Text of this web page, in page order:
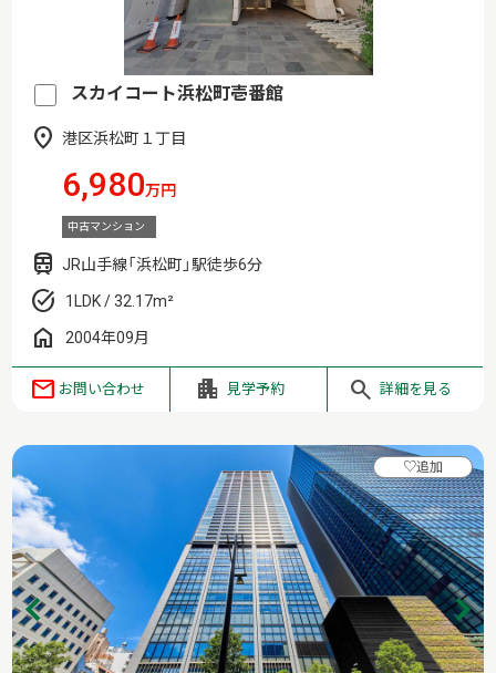
スカイコート浜松町壱番館
港区浜松町１丁目
6,980万円
中古マンション
JR山手線「浜松町」駅徒歩6分
1LDK / 32.17m²
2004年09月
お問い合わせ 見学予約 詳細を見る
♡追加